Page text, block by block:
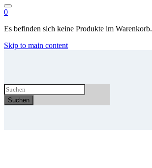
0
Es befinden sich keine Produkte im Warenkorb.
Skip to main content
Suchen